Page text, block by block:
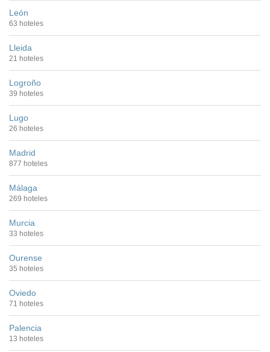
León
63 hoteles
Lleida
21 hoteles
Logroño
39 hoteles
Lugo
26 hoteles
Madrid
877 hoteles
Málaga
269 hoteles
Murcia
33 hoteles
Ourense
35 hoteles
Oviedo
71 hoteles
Palencia
13 hoteles